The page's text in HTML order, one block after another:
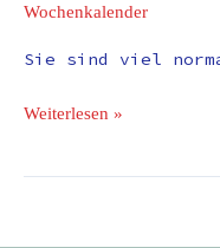
Wochenkalender
Sie sind viel
Weiterlesen »